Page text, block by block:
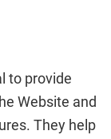
to provide
Website and
They help